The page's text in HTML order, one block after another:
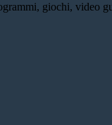
giochi, video